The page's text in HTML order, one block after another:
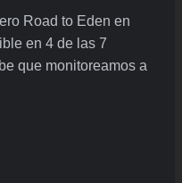
Road to Eden en
en 4 de las 7
que monitoreamos a